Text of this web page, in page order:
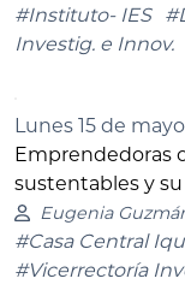
#Instituto- IES
Investig. e Innov.
Lunes 15 de
Emprendedoras
sustentables y
Eugenia
#Casa Central
#Vicerrectoría